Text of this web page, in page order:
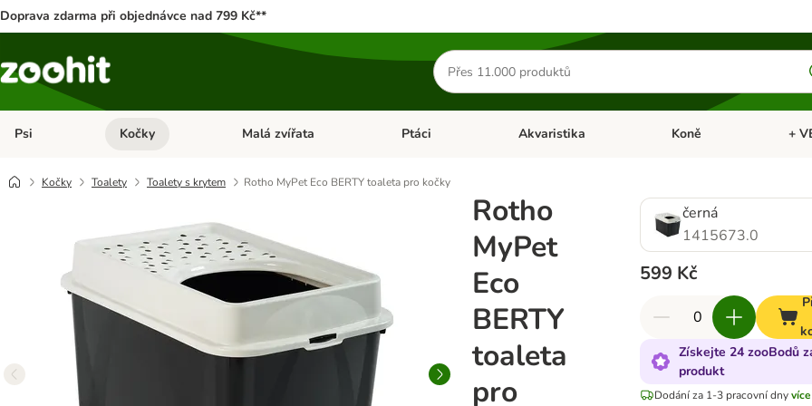
Doprava zdarma při objednávce nad 799 Kč**
Hledat
produkty
Psi Otevřít menu: Psi
Kočky Otevřít menu: Kočky
Malá zvířata Otevřít menu: Malá zvířata
Ptáci Otevřít menu: Ptáci
Akvaristika Otevřít menu: Akvaristika
Koně +
Kočky Toalety Toalety s krytem Rotho MyPet Eco BERTY toaleta pro kočky
Rotho
MyPet
Eco
BERTY
toaleta
pro
černá
1415673.0
599 Kč
Získejte 24 zooBodů
produkt
Dodání za 1-3 pracovní dny